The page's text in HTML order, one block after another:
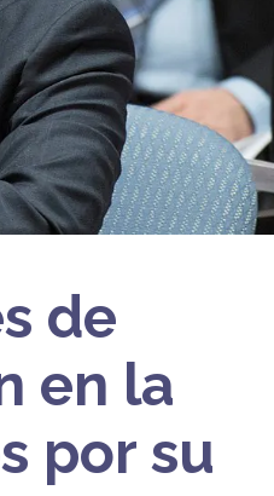
de
en la
por su